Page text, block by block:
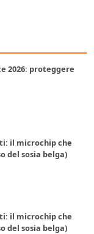
2026: proteggere
il microchip che
del sosia belga)
il microchip che
del sosia belga)